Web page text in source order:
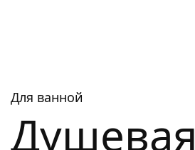
Для ванной
Душевая